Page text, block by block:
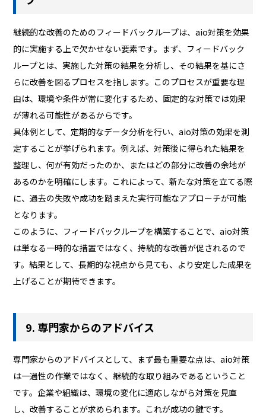
継続的な改善のためのフィードバックループは、aio対策を効果
的に実施する上で欠かせない要素です。まず、フィードバック
ループとは、実施した対策の結果を分析し、その結果を基にさ
らに改善を図るプロセスを指します。このプロセスが重要な理
由は、環境や条件が常に変化するため、固定的な対策では効果
が薄れる可能性があるからです。
具体例として、定期的なデータ分析を行い、aio対策の効果を測
定することが挙げられます。例えば、対策後に得られた結果を
整理し、何が有効だったのか、またはどの部分に改善の余地が
あるのかを明確にします。これによって、新たな対策を立てる際
に、過去の失敗や成功を踏まえた実行可能なアプローチが可能
となります。
このように、フィードバックループを構築することで、aio対策
は単なる一時的な措置ではなく、持続的な改善が促されるので
す。結果として、長期的な視点から見ても、より安定した成果を
上げることが期待できます。
9. 専門家からのアドバイス
専門家からのアドバイスとして、まず最も重要な点は、aio対策
は一過性の作業ではなく、継続的な取り組みであるということ
です。企業や組織は、環境の変化に適応しながら対策を見直
し、改善することが求められます。これが成功の鍵です。